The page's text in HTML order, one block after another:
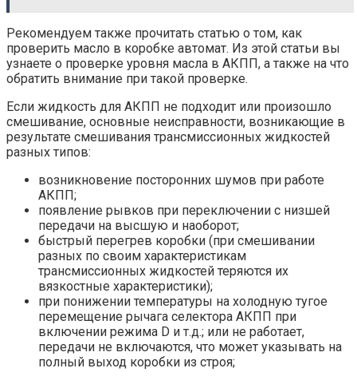
Рекомендуем также прочитать статью о том, как
проверить масло в коробке автомат. Из этой статьи вы
узнаете о проверке уровня масла в АКПП, а также на что
обратить внимание при такой проверке.
Если жидкость для АКПП не подходит или произошло
смешивание, основные неисправности, возникающие в
результате смешивания трансмиссионных жидкостей
разных типов:
возникновение посторонних шумов при работе
АКПП;
появление рывков при переключении с низшей
передачи на высшую и наоборот;
быстрый перегрев коробки (при смешивании
разных по своим характеристикам
трансмиссионных жидкостей теряются их
вязкостные характеристики);
при понижении температуры на холодную тугое
перемещение рычага селектора АКПП при
включении режима D и т.д.; или не работает,
передачи не включаются, что может указывать на
полный выход коробки из строя;